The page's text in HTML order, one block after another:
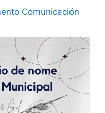
Comunicación